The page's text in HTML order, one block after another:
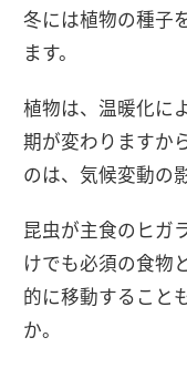
冬には植物の種子
ます。
植物は、温暖化に
期が変わりますか
のは、気候変動の
昆虫が主食のヒガ
けでも必須の食物
的に移動すること
か。